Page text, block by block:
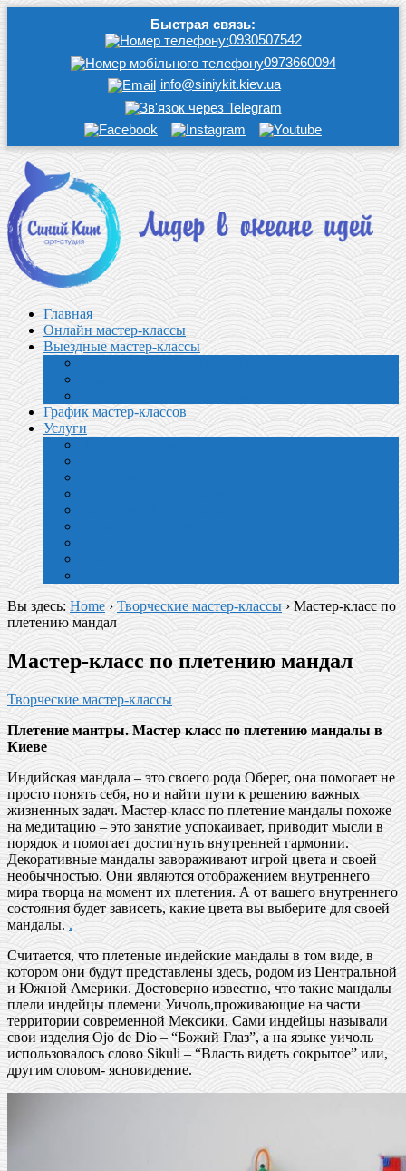
Быстрая связь:
0930507542
0973660094
info@siniykit.kiev.ua
Главная
Онлайн мастер-классы
Выездные мастер-классы
График мастер-классов
Услуги
Вы здесь: Home›Творческие мастер-классы ›Мастер-класс по
плетению мандал
Мастер-класс по плетению мандал
Творческие мастер-классы
Плетение мантры. Мастер класс по плетению мандалы в
Киеве
Индийская мандала – это своего рода Оберег, она помогает не
просто понять себя, но и найти пути к решению важных
жизненных задач. Мастер-класс по плетение мандалы похоже
на медитацию – это занятие успокаивает, приводит мысли в
порядок и помогает достигнуть внутренней гармонии.
Декоративные мандалы завораживают игрой цвета и своей
необычностью. Они являются отображением внутреннего
мира творца на момент их плетения. А от вашего внутреннего
состояния будет зависеть, какие цвета вы выберите для своей
мандалы..
Считается, что плетеные индейские мандалы в том виде, в
котором они будут представлены здесь, родом из Центральной
и Южной Америки. Достоверно известно, что такие мандалы
плели индейцы племени Уичоль,проживающие на части
территории современной Мексики. Сами индейцы называли
свои изделия Ojo de Dio – “Божий Глаз”, а на языке уичоль
использовалось слово Sikuli – “Власть видеть сокрытое” или,
другим словом- ясновидение.